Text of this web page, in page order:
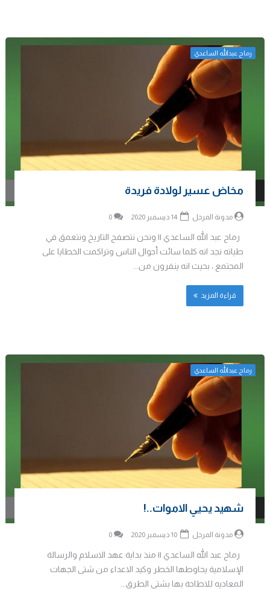
رماح عبدالله الساعدي
مخاض عسير لولادة فريدة
مدونة المرجل 0
رماح عبد الله الساعدي || ونحن نتصفح التاريخ ونتعمق في
طياته نجد انه كلما سائت أحوال الناس وتراكمت الخطايا على
المجتمع ، بحيث انه ينفرون من...
قراءة المزيد
رماح عبدالله الساعدي
شهيد يحيي الاموات..!
مدونة المرجل 0
رماح عبد الله الساعدي || منذ بداية عهد الاسلام والرسالة
الإسلامية يحاوطها الخطر وكيد الاعداء من شتى الجهات
المعاديه للاطاحة بها بشتى الطرق...